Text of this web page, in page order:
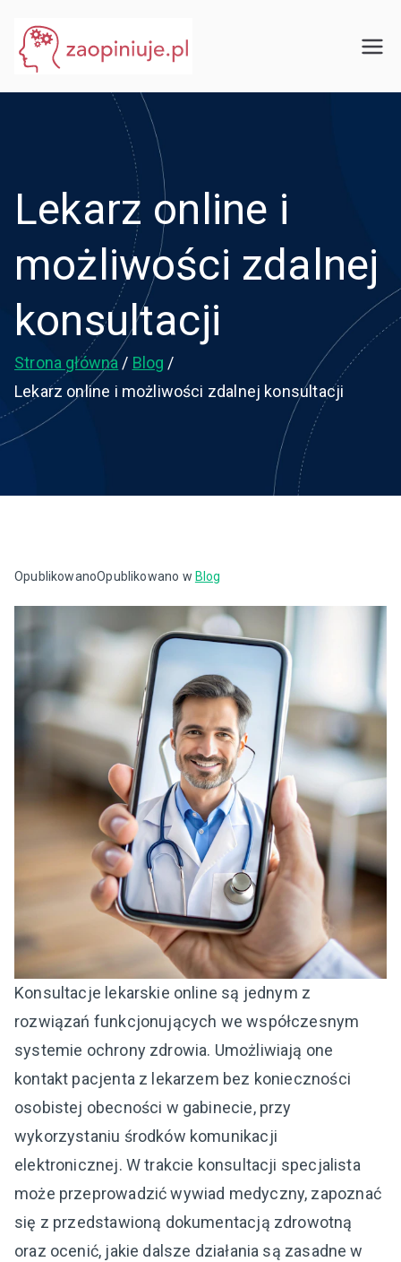
treści
Lekarz online i
możliwości zdalnej
konsultacji
Strona główna
Blog
Lekarz online i możliwości zdalnej konsultacji
OpublikowanoOpublikowano w Blog
Konsultacje lekarskie online są jednym z
rozwiązań funkcjonujących we współczesnym
systemie ochrony zdrowia. Umożliwiają one
kontakt pacjenta z lekarzem bez konieczności
osobistej obecności w gabinecie, przy
wykorzystaniu środków komunikacji
elektronicznej. W trakcie konsultacji specjalista
może przeprowadzić wywiad medyczny, zapoznać
się z przedstawioną dokumentacją zdrowotną
oraz ocenić, jakie dalsze działania są zasadne w